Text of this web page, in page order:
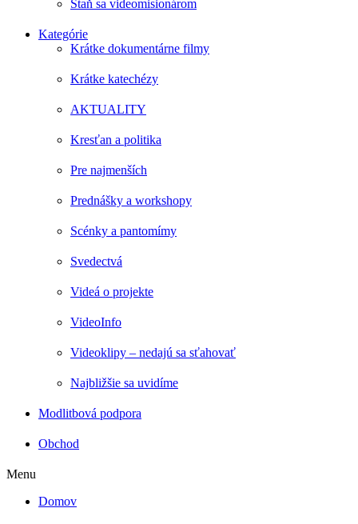
Staň sa videomisionárom
Kategórie
Krátke dokumentárne filmy
Krátke katechézy
AKTUALITY
Kresťan a politika
Pre najmenších
Prednášky a workshopy
Scénky a pantomímy
Svedectvá
Videá o projekte
VideoInfo
Videoklipy – nedajú sa sťahovať
Najbližšie sa uvidíme
Modlitbová podpora
Obchod
Menu
Domov